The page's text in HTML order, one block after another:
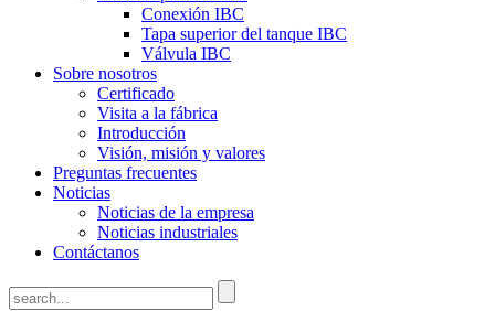
Conexión IBC
Tapa superior del tanque IBC
Válvula IBC
Sobre nosotros
Certificado
Visita a la fábrica
Introducción
Visión, misión y valores
Preguntas frecuentes
Noticias
Noticias de la empresa
Noticias industriales
Contáctanos